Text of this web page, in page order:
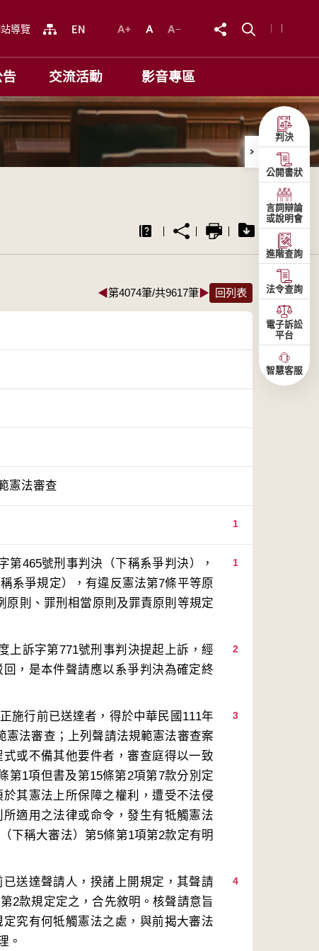
導覽
告 交流活動 影音專區
◀第4074筆/共9617筆▶ 回列表
憲法審查
1
1
465號刑事判決（下稱系爭判決），
系爭規定），有違反憲法第7條平等原
原則、罪刑相當原則及罪責原則等規定
2
上訴字第771號刑事判決提起上訴，經
，是本件聲請應以系爭判決為確定終
3
施行前已送達者，得於中華民國111年
憲法審查；上列聲請法規範憲法審查案
或不備其他要件者，審查庭得以一致
第1項但書及第15條第2項第7款分別定
其憲法上所保障之權利，遭受不法侵
適用之法律或命令，發生有牴觸憲法
下稱大審法）第5條第1項第2款定有明
4
送達聲請人，揆諸上開規定，其聲請
2款規定定之，合先敘明。核聲請意旨
究有何牴觸憲法之處，與前揭大審法
。
判決
公開書狀
言詞辯論
或說明會
進階查詢
法令查詢
電子訴訟
平台
智慧客服